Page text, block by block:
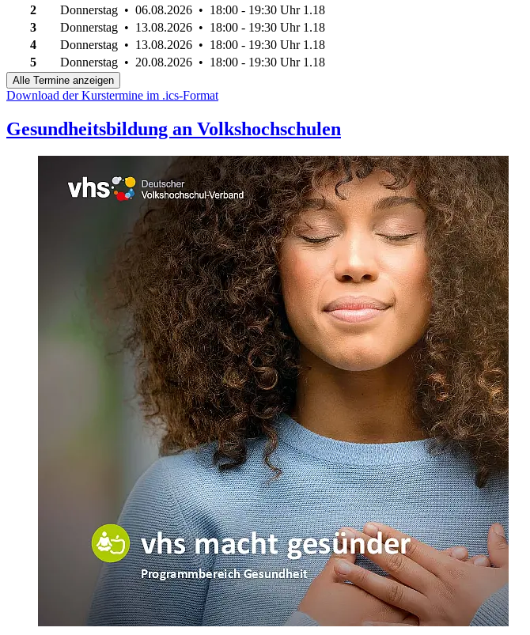
2
Donnerstag • 06.08.2026 • 18:00 - 19:30 Uhr 1.18
3
Donnerstag • 13.08.2026 • 18:00 - 19:30 Uhr 1.18
4
Donnerstag • 13.08.2026 • 18:00 - 19:30 Uhr 1.18
5
Donnerstag • 20.08.2026 • 18:00 - 19:30 Uhr 1.18
Alle Termine anzeigen
Download der Kurstermine im .ics-Format
Gesundheitsbildung an Volkshochschulen